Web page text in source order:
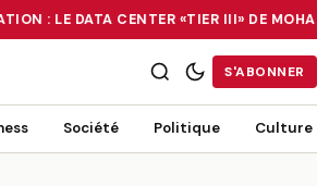
: LE DATA CENTER «TIER III» DE
CENTER «TIER III» DE MOHAMMADIA, UN
S'ABONNER
Société Politique Culture